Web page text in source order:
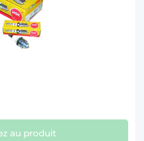
au produit